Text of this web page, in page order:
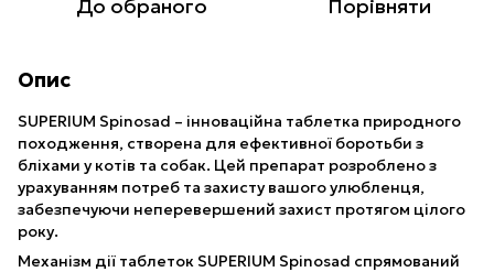
До обраного Порівняти
Опис
SUPERIUM Spinosad – інноваційна таблетка природного
походження, створена для ефективної боротьби з
бліхами у котів та собак. Цей препарат розроблено з
урахуванням потреб та захисту вашого улюбленця,
забезпечуючи неперевершений захист протягом цілого
року.
Механізм дії таблеток SUPERIUM Spinosad спрямований